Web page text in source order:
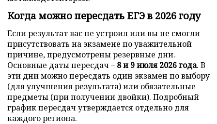
Когда можно пересдать ЕГЭ в 2026 году
Если результат вас не устроил или вы не смогли
присутствовать на экзамене по уважительной
причине, предусмотрены резервные дни.
Основные даты пересдач – 8 и 9 июля 2026 года. В
эти дни можно пересдать один экзамен по выбору
(для улучшения результата) или обязательные
предметы (при получении двойки). Подробный
график пересдач утверждается отдельно для
каждого региона.